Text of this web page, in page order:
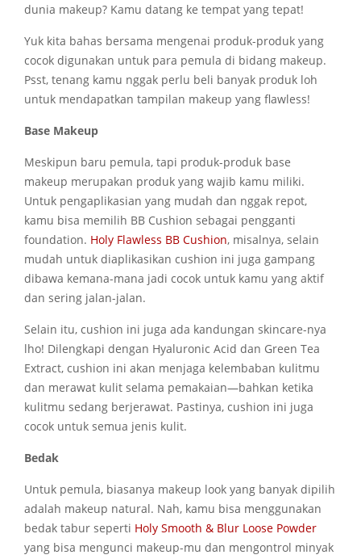
dunia makeup? Kamu datang ke tempat yang tepat!
Yuk kita bahas bersama mengenai produk-produk yang
cocok digunakan untuk para pemula di bidang makeup.
Psst, tenang kamu nggak perlu beli banyak produk loh
untuk mendapatkan tampilan makeup yang flawless!
Base Makeup
Meskipun baru pemula, tapi produk-produk base
makeup merupakan produk yang wajib kamu miliki.
Untuk pengaplikasian yang mudah dan nggak repot,
kamu bisa memilih BB Cushion sebagai pengganti
foundation. Holy Flawless BB Cushion, misalnya, selain
mudah untuk diaplikasikan cushion ini juga gampang
dibawa kemana-mana jadi cocok untuk kamu yang aktif
dan sering jalan-jalan.
Selain itu, cushion ini juga ada kandungan skincare-nya
lho! Dilengkapi dengan Hyaluronic Acid dan Green Tea
Extract, cushion ini akan menjaga kelembaban kulitmu
dan merawat kulit selama pemakaian—bahkan ketika
kulitmu sedang berjerawat. Pastinya, cushion ini juga
cocok untuk semua jenis kulit.
Bedak
Untuk pemula, biasanya makeup look yang banyak dipilih
adalah makeup natural. Nah, kamu bisa menggunakan
bedak tabur seperti Holy Smooth & Blur Loose Powder
yang bisa mengunci makeup-mu dan mengontrol minyak